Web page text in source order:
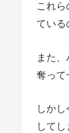
これ
ている
また
奪って
しか
してし